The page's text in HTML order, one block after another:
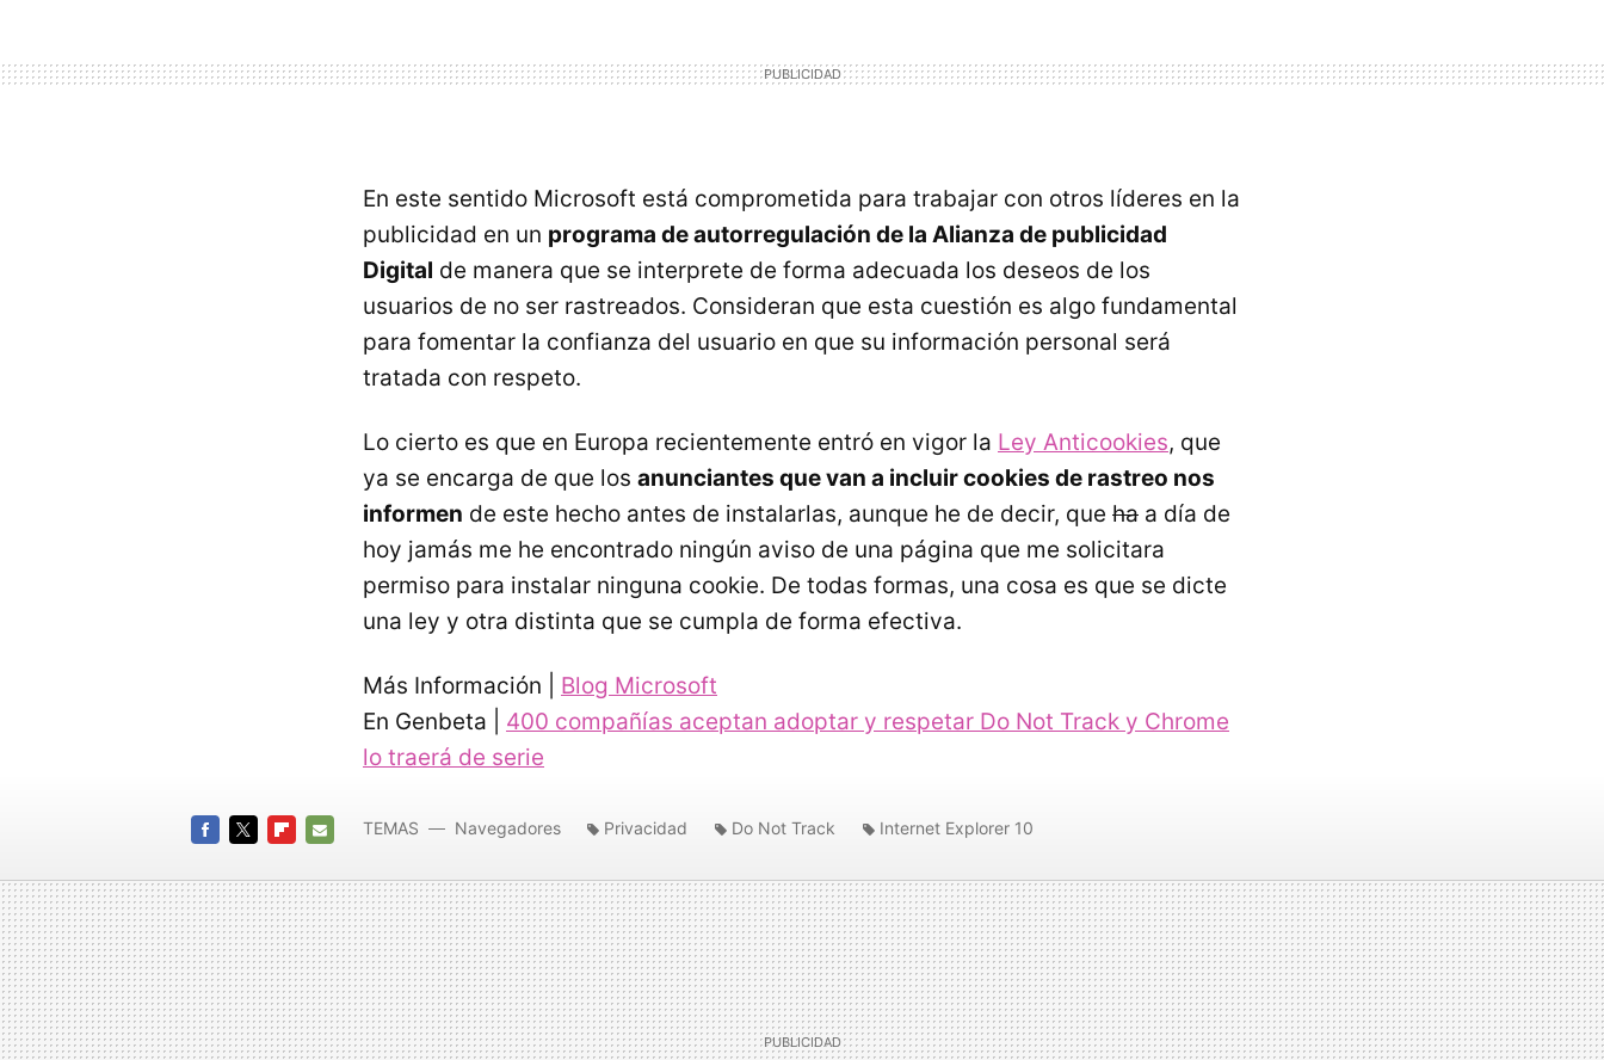
En este sentido Microsoft está comprometida para trabajar con otros líderes en la
publicidad en un programa de autorregulación de la Alianza de publicidad
Digital de manera que se interprete de forma adecuada los deseos de los
usuarios de no ser rastreados. Consideran que esta cuestión es algo fundamental
para fomentar la confianza del usuario en que su información personal será
tratada con respeto.
Lo cierto es que en Europa recientemente entró en vigor la Ley Anticookies, que
ya se encarga de que los anunciantes que van a incluir cookies de rastreo nos
informen de este hecho antes de instalarlas, aunque he de decir, que ha a día de
hoy jamás me he encontrado ningún aviso de una página que me solicitara
permiso para instalar ninguna cookie. De todas formas, una cosa es que se dicte
una ley y otra distinta que se cumpla de forma efectiva.
Más Información | Blog Microsoft
En Genbeta | 400 compañías aceptan adoptar y respetar Do Not Track y Chrome
lo traerá de serie
MAIL
TEMAS Navegadores Privacidad Do Not Track Internet Explorer 10